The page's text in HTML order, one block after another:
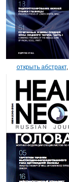
открыть абстракт,